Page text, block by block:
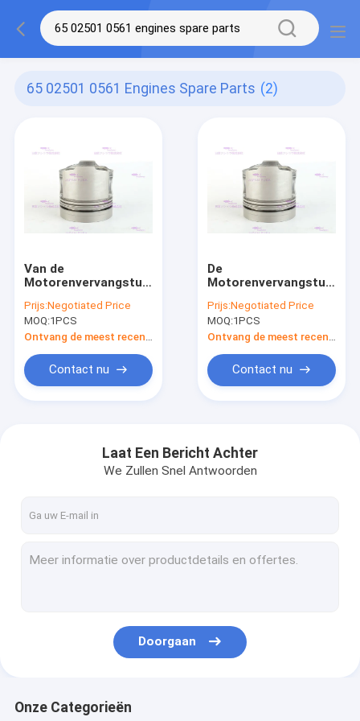
65 02501 0561 Engines Spare Parts (2)
Van de
Motorenvervangstukken
DX160W Zuiger
65.02501-0561
Prijs:Negotiated Price
MOQ:1PCS
Contact nu
De
Motorenvervangstukken
7, 65.02501-0561
Dieselmotorzuiger
Prijs:Negotiated Price
MOQ:1PCS
Contact nu
Laat Een Bericht Achter
We Zullen Snel Antwoorden
Doorgaan
Onze Categorieën